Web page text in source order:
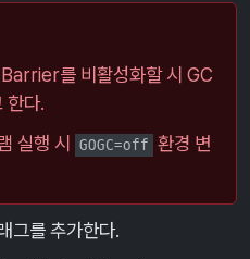
를 비활성화할 시 GC
한다.
실행 시
GOGC=off 환경 변
그를 추가한다.